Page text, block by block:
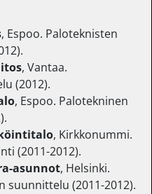
, Espoo. Paloteknisten
, Vantaa.
(2012).
, Espoo. Palotekninen
, Kirkkonummi.
(2011-2012).
asunnot, Helsinki.
suunnittelu (2011-2012).